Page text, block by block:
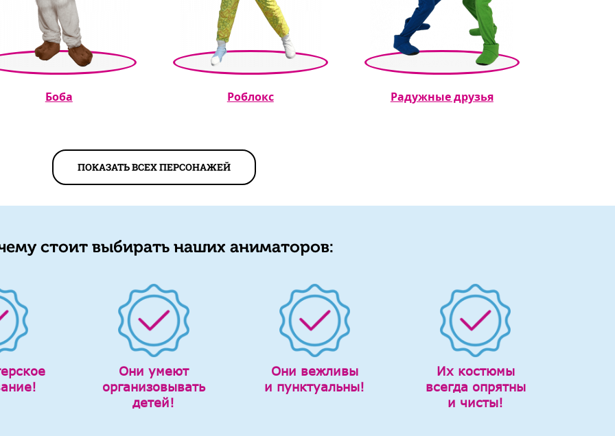
Боба Роблокс Радужные друзья
ПОКАЗАТЬ ВСЕХ ПЕРСОНАЖЕЙ
стоит выбирать наших аниматоров:
Они умеют
организовывать
детей!
Они вежливы
и пунктуальны!
Их костюмы
всегда опрятны
и чисты!